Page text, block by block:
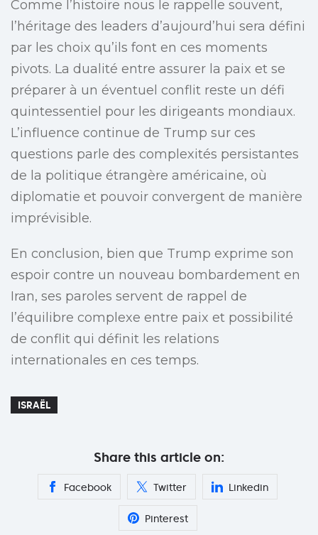
Comme l’histoire nous le rappelle souvent,
l’héritage des leaders d’aujourd’hui sera défini
par les choix qu’ils font en ces moments
pivots. La dualité entre assurer la paix et se
préparer à un éventuel conflit reste un défi
quintessentiel pour les dirigeants mondiaux.
L’influence continue de Trump sur ces
questions parle des complexités persistantes
de la politique étrangère américaine, où
diplomatie et pouvoir convergent de manière
imprévisible.
En conclusion, bien que Trump exprime son
espoir contre un nouveau bombardement en
Iran, ses paroles servent de rappel de
l’équilibre complexe entre paix et possibilité
de conflit qui définit les relations
internationales en ces temps.
ISRAËL
Share this article on:
Facebook Twitter Linkedin
Pinterest